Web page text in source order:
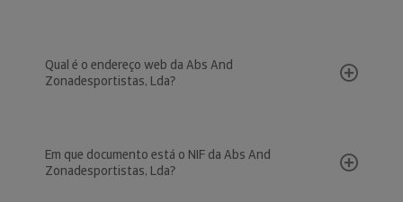
Qual é o endereço web da Abs And
Zonadesportistas, Lda?
Em que documento está o NIF da Abs And
Zonadesportistas, Lda?